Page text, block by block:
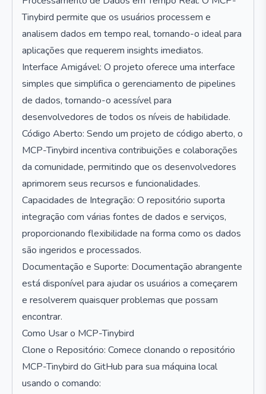
Tinybird permite que os usuários processem e
analisem dados em tempo real, tornando-o ideal para
aplicações que requerem insights imediatos.
Interface Amigável: O projeto oferece uma interface
simples que simplifica o gerenciamento de pipelines
de dados, tornando-o acessível para
desenvolvedores de todos os níveis de habilidade.
Código Aberto: Sendo um projeto de código aberto, o
MCP-Tinybird incentiva contribuições e colaborações
da comunidade, permitindo que os desenvolvedores
aprimorem seus recursos e funcionalidades.
Capacidades de Integração: O repositório suporta
integração com várias fontes de dados e serviços,
proporcionando flexibilidade na forma como os dados
são ingeridos e processados.
Documentação e Suporte: Documentação abrangente
está disponível para ajudar os usuários a começarem
e resolverem quaisquer problemas que possam
encontrar.
Como Usar o MCP-Tinybird
Clone o Repositório: Comece clonando o repositório
MCP-Tinybird do GitHub para sua máquina local
usando o comando: